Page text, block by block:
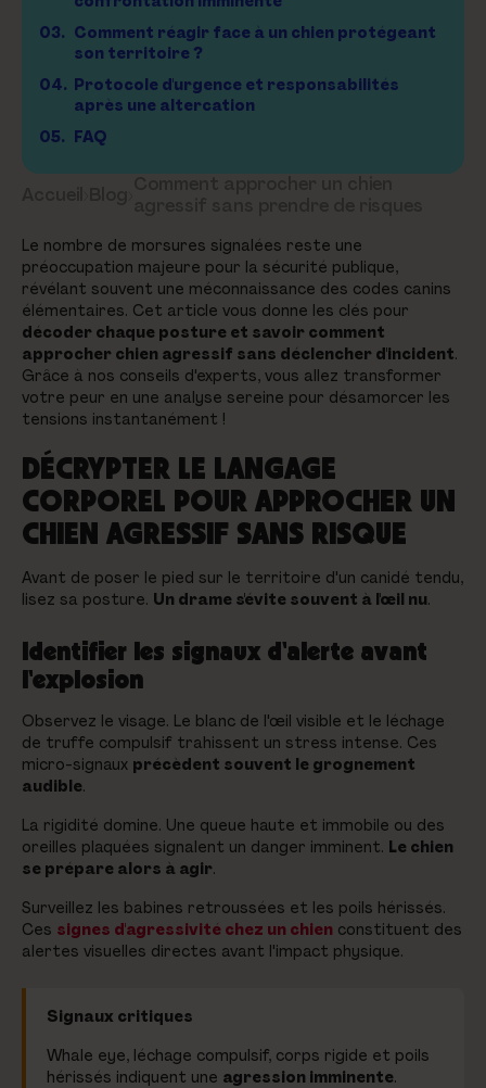
03. Comment réagir face à un chien protégeant
son territoire ?
04. Protocole d'urgence et responsabilités
après une altercation
05. FAQ
Le nombre de morsures signalées reste une
préoccupation majeure pour la sécurité publique,
révélant souvent une méconnaissance des codes canins
élémentaires. Cet article vous donne les clés pour
décoder chaque posture et savoir comment
approcher chien agressif sans déclencher d'incident.
Grâce à nos conseils d'experts, vous allez transformer
votre peur en une analyse sereine pour désamorcer les
tensions instantanément !
DÉCRYPTER LE LANGAGE
CORPOREL POUR APPROCHER UN
CHIEN AGRESSIF SANS RISQUE
Avant de poser le pied sur le territoire d'un canidé tendu,
lisez sa posture. Un drame s'évite souvent à l'œil nu.
Identifier les signaux d'alerte avant
l'explosion
Observez le visage. Le blanc de l'œil visible et le léchage
de truffe compulsif trahissent un stress intense. Ces
micro-signaux précèdent souvent le grognement
audible.
La rigidité domine. Une queue haute et immobile ou des
oreilles plaquées signalent un danger imminent. Le chien
se prépare alors à agir.
Surveillez les babines retroussées et les poils hérissés.
Ces signes d'agressivité chez un chien constituent des
alertes visuelles directes avant l'impact physique.
Signaux critiques
Whale eye, léchage compulsif, corps rigide et poils
hérissés indiquent une agression imminente.